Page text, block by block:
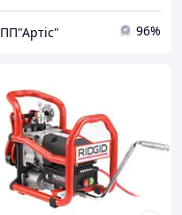
ПП"Артіс" 96%